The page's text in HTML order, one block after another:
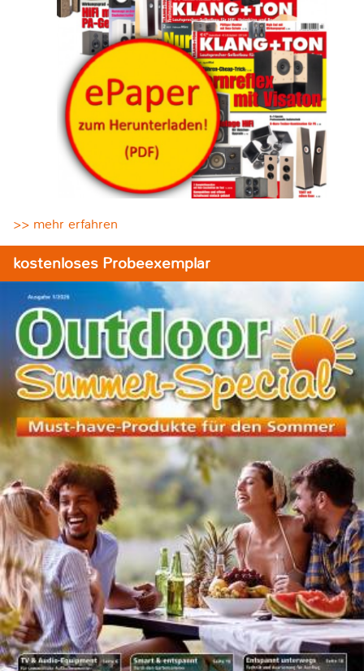
>> mehr erfahren
kostenloses Probeexemplar